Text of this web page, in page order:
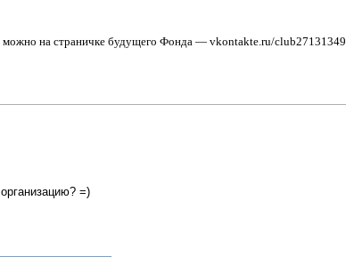
можно на страничке будущего Фонда — vkontakte.ru/club27131349
=)